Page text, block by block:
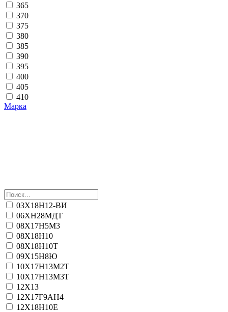
365
370
375
380
385
390
395
400
405
410
Марка
03Х18Н12-ВИ
06ХН28МДТ
08Х17Н5М3
08Х18Н10
08Х18Н10Т
09Х15Н8Ю
10Х17Н13М2Т
10Х17Н13М3Т
12Х13
12Х17Г9АН4
12Х18Н10Е